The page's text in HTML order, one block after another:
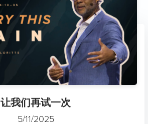
让我们再试一次
5/11/2025